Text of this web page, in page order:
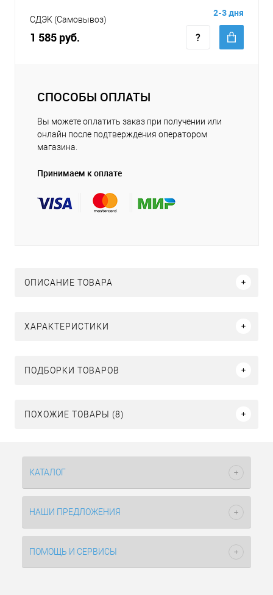
СДЭК (Самовывоз)
1 585 руб.
2-3 дня
СПОСОБЫ ОПЛАТЫ
Вы можете оплатить заказ при получении или
онлайн после подтверждения оператором
магазина.
Принимаем к оплате
ОПИСАНИЕ ТОВАРА
ХАРАКТЕРИСТИКИ
ПОДБОРКИ ТОВАРОВ
ПОХОЖИЕ ТОВАРЫ (8)
КАТАЛОГ
НАШИ ПРЕДЛОЖЕНИЯ
ПОМОЩЬ И СЕРВИСЫ